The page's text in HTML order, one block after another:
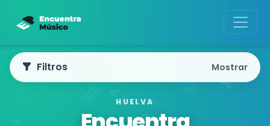
HUELVA
Filtros Mostrar